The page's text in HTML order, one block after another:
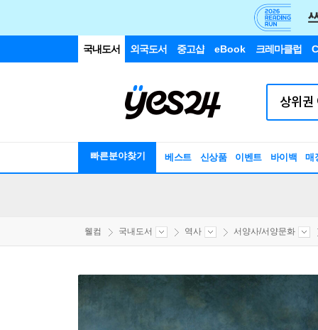
국내도서 외국도서 중고샵 eBook 크레마클럽
빠른분야찾기 베스트 신상품 이벤트 바이백 매
웰컴 국내도서 역사 서양사/서양문화